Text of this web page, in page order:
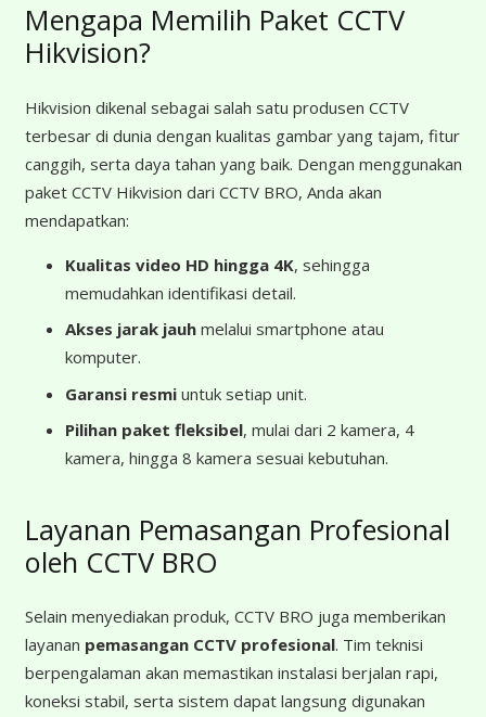
Mengapa Memilih Paket CCTV
Hikvision?
Hikvision dikenal sebagai salah satu produsen CCTV
terbesar di dunia dengan kualitas gambar yang tajam, fitur
canggih, serta daya tahan yang baik. Dengan menggunakan
paket CCTV Hikvision dari CCTV BRO, Anda akan
mendapatkan:
Kualitas video HD hingga 4K, sehingga
memudahkan identifikasi detail.
Akses jarak jauh melalui smartphone atau
komputer.
Garansi resmi untuk setiap unit.
Pilihan paket fleksibel, mulai dari 2 kamera, 4
kamera, hingga 8 kamera sesuai kebutuhan.
Layanan Pemasangan Profesional
oleh CCTV BRO
Selain menyediakan produk, CCTV BRO juga memberikan
layanan pemasangan CCTV profesional. Tim teknisi
berpengalaman akan memastikan instalasi berjalan rapi,
koneksi stabil, serta sistem dapat langsung digunakan